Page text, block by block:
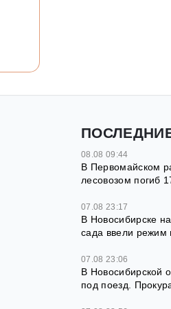
08.08 09:44
В Первомайском
лесовозом погиб
07.08 23:17
В Новосибирске
сада ввели режим
07.08 23:06
В Новосибирской
под поезд.